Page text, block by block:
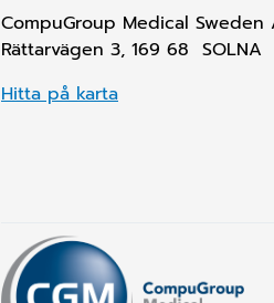
CompuGroup Medical Sweden
Rättarvägen 3, 169 68 SOLNA
Hitta på karta